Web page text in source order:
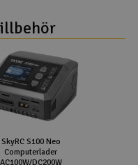
SkyRC S100 Neo
Computerlader
AC100W/DC200W